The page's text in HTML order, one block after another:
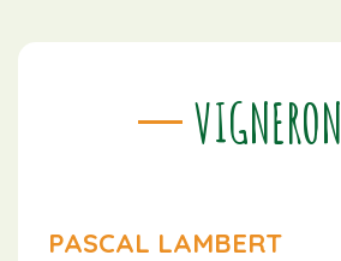
VIGNERON
PASCAL LAMBERT